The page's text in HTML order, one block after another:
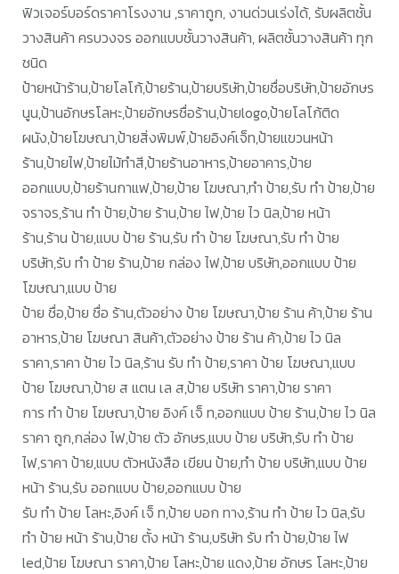
ฟิวเจอร์บอร์ดราคาโรงงาน ,ราคาถูก, งานด่วนเร่งได้, รับผลิตชั้น
วางสินค้า ครบวงจร ออกแบบชั้นวางสินค้า, ผลิตชั้นวางสินค้า ทุก
ชนิด
ป้ายหน้าร้าน,ป้ายโลโก้,ป้ายร้าน,ป้ายบริษัท,ป้ายชื่อบริษัท,ป้ายอักษร
นูน,ป้านอักษรโลหะ,ป้ายอักษรชื่อร้าน,ป้ายlogo,ป้ายโลโก้ติด
ผนัง,ป้ายโฆษณา,ป้ายสิ่งพิมพ์,ป้ายอิงค์เจ็ท,ป้ายแขวนหน้า
ร้าน,ป้ายไฟ,ป้ายไม้ทำสี,ป้ายร้านอาหาร,ป้ายอาคาร,ป้าย
ออกแบบ,ป้ายร้านกาแฟ,ป้าย,ป้าย โฆษณา,ทำ ป้าย,รับ ทำ ป้าย,ป้าย
จราจร,ร้าน ทำ ป้าย,ป้าย ร้าน,ป้าย ไฟ,ป้าย ไว นิล,ป้าย หน้า
ร้าน,ร้าน ป้าย,แบบ ป้าย ร้าน,รับ ทำ ป้าย โฆษณา,รับ ทำ ป้าย
บริษัท,รับ ทำ ป้าย ร้าน,ป้าย กล่อง ไฟ,ป้าย บริษัท,ออกแบบ ป้าย
โฆษณา,แบบ ป้าย
ป้าย ชื่อ,ป้าย ชื่อ ร้าน,ตัวอย่าง ป้าย โฆษณา,ป้าย ร้าน ค้า,ป้าย ร้าน
อาหาร,ป้าย โฆษณา สินค้า,ตัวอย่าง ป้าย ร้าน ค้า,ป้าย ไว นิล
ราคา,ราคา ป้าย ไว นิล,ร้าน รับ ทำ ป้าย,ราคา ป้าย โฆษณา,แบบ
ป้าย โฆษณา,ป้าย ส แตน เล ส,ป้าย บริษัท ราคา,ป้าย ราคา
การ ทํา ป้าย โฆษณา,ป้าย อิงค์ เจ็ ท,ออกแบบ ป้าย ร้าน,ป้าย ไว นิล
ราคา ถูก,กล่อง ไฟ,ป้าย ตัว อักษร,แบบ ป้าย บริษัท,รับ ทำ ป้าย
ไฟ,ราคา ป้าย,แบบ ตัวหนังสือ เขียน ป้าย,ทํา ป้าย บริษัท,แบบ ป้าย
หน้า ร้าน,รับ ออกแบบ ป้าย,ออกแบบ ป้าย
รับ ทำ ป้าย โลหะ,อิงค์ เจ็ ท,ป้าย บอก ทาง,ร้าน ทํา ป้าย ไว นิล,รับ
ทำ ป้าย หน้า ร้าน,ป้าย ตั้ง หน้า ร้าน,บริษัท รับ ทำ ป้าย,ป้าย ไฟ
led,ป้าย โฆษณา ราคา,ป้าย โลหะ,ป้าย แดง,ป้าย อักษร โลหะ,ป้าย